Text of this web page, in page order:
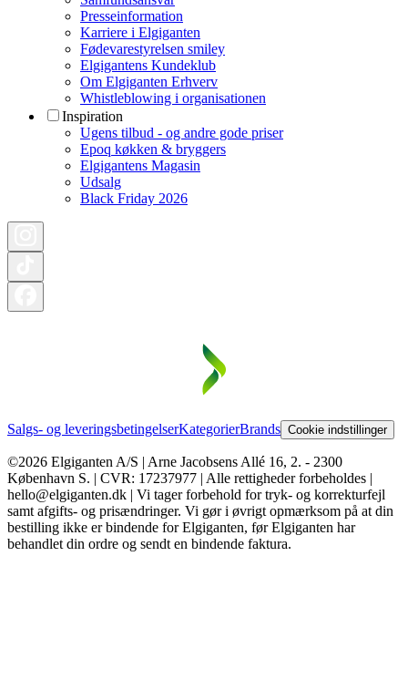
Presseinformation
Karriere i Elgiganten
Fødevarestyrelsen smiley
Elgigantens Kundeklub
Om Elgiganten Erhverv
Whistleblowing i organisationen
Inspiration
Ugens tilbud - og andre gode priser
Epoq køkken & bryggers
Elgigantens Magasin
Udsalg
Black Friday 2026
Salgs- og leveringsbetingelserKategorierBrands Cookie indstillinger
©2026 Elgiganten A/S | Arne Jacobsens Allé 16, 2. - 2300
København S. | CVR: 17237977 | Alle rettigheder forbeholdes |
hello@elgiganten.dk | Vi tager forbehold for tryk- og korrekturfejl
samt afgifts- og prisændringer. Vi gør i øvrigt opmærksom på at din
bestilling ikke er bindende for Elgiganten, før Elgiganten har
behandlet din ordre og sendt en bindende faktura.